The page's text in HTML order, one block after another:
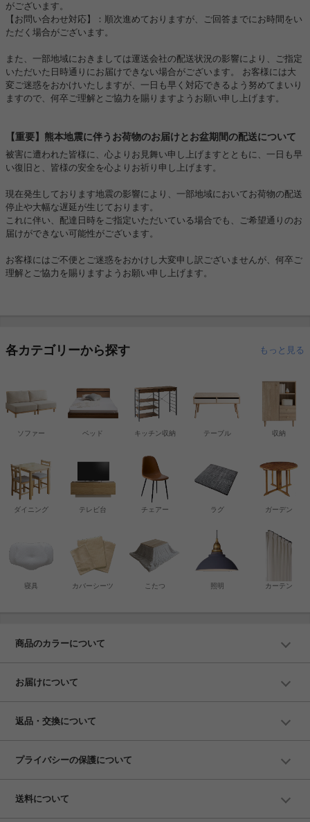
がございます。
【お問い合わせ対応】：順次進めておりますが、ご回答までにお時間をい
ただく場合がございます。
また、一部地域におきましては運送会社の配送状況の影響により、ご指定
いただいた日時通りにお届けできない場合がございます。 お客様には大
変ご迷惑をおかけいたしますが、一日も早く対応できるよう努めてまいり
ますので、何卒ご理解とご協力を賜りますようお願い申し上げます。
【重要】熊本地震に伴うお荷物のお届けとお盆期間の配送について
被害に遭われた皆様に、心よりお見舞い申し上げますとともに、一日も早
い復旧と、皆様の安全を心よりお祈り申し上げます。
現在発生しております地震の影響により、一部地域においてお荷物の配送
停止や大幅な遅延が生じております。
これに伴い、配達日時をご指定いただいている場合でも、ご希望通りのお
届けができない可能性がございます。
お客様にはご不便とご迷惑をおかけし大変申し訳ございませんが、何卒ご
理解とご協力を賜りますようお願い申し上げます。
各カテゴリーから探す もっと見る
ソファー ベッド 収納
キッチン収納
寝具 カバーシーツ
チェアー
テーブル
こたつ
テレビ台
ダイニング ラグ
カーテン
照明
ガーデン
商品のカラーについて
お届けについて
返品・交換について
プライバシーの保護について
送料について